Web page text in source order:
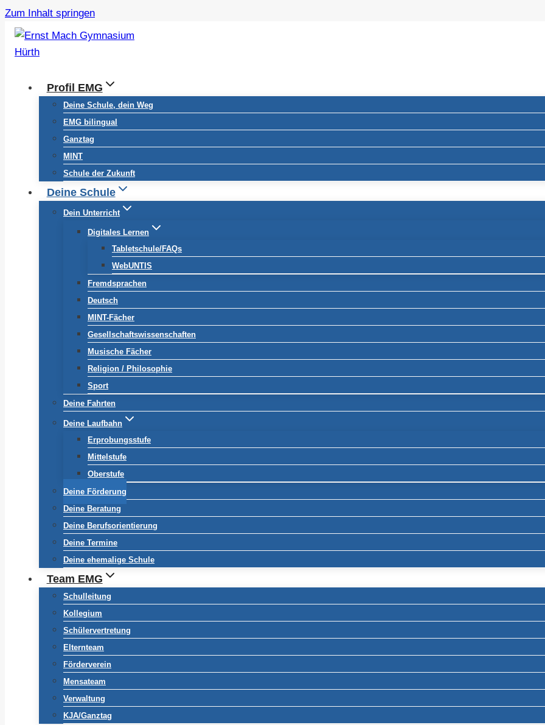
Zum Inhalt springen
Profil EMG
Deine Schule, dein Weg
EMG bilingual
Ganztag
MINT
Schule der Zukunft
Deine Schule
Dein Unterricht
Digitales Lernen
Tabletschule/FAQs
WebUNTIS
Fremdsprachen
Deutsch
MINT-Fächer
Gesellschaftswissenschaften
Musische Fächer
Religion / Philosophie
Sport
Deine Fahrten
Deine Laufbahn
Erprobungsstufe
Mittelstufe
Oberstufe
Deine Förderung
Deine Beratung
Deine Berufsorientierung
Deine Termine
Deine ehemalige Schule
Team EMG
Schulleitung
Kollegium
Schülervertretung
Elternteam
Förderverein
Mensateam
Verwaltung
KJA/Ganztag